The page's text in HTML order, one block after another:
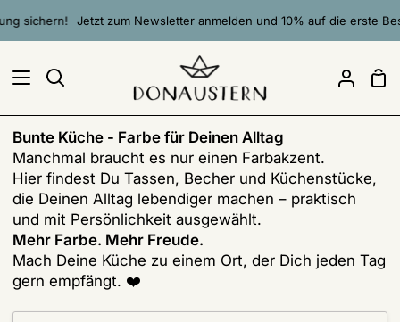
zum
Jetzt zum Newsletter anmelden und 10% auf die erste Bestellung
Suchen
Mein
Bunte Küche - Farbe für Deinen Alltag
Manchmal braucht es nur einen Farbakzent.
Hier findest Du Tassen, Becher und Küchenstücke,
die Deinen Alltag lebendiger machen – praktisch
und mit Persönlichkeit ausgewählt.
Mehr Farbe. Mehr Freude.
Mach Deine Küche zu einem Ort, der Dich jeden Tag
gern empfängt. ❤️